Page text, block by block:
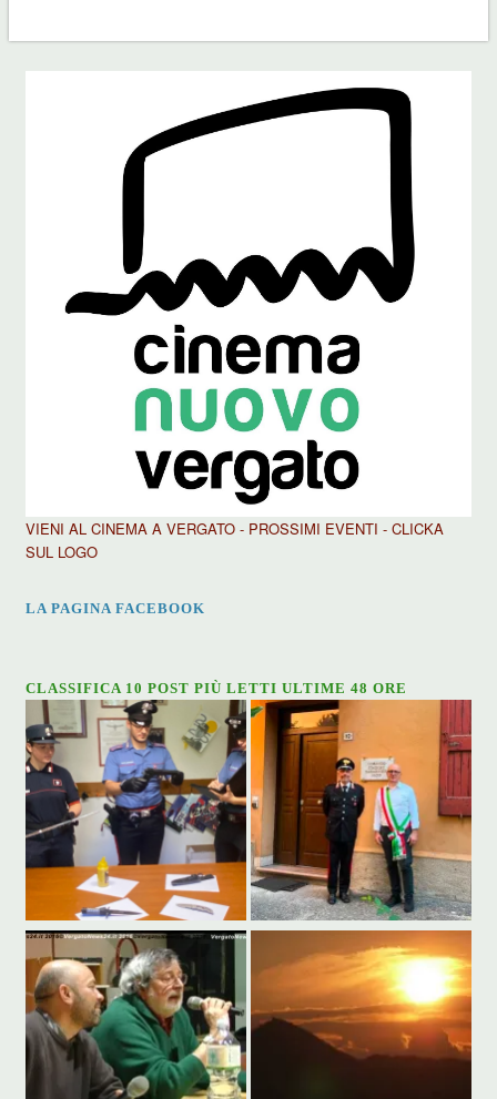
VIENI AL CINEMA A VERGATO - PROSSIMI EVENTI - CLICKA
SUL LOGO
LA PAGINA FACEBOOK
CLASSIFICA 10 POST PIÙ LETTI ULTIME 48 ORE